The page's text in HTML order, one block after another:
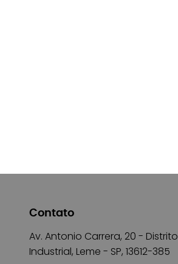
Contato
Av. Antonio Carrera, 20 - Distrito
Industrial, Leme - SP, 13612-385